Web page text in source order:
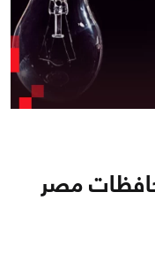
مصر